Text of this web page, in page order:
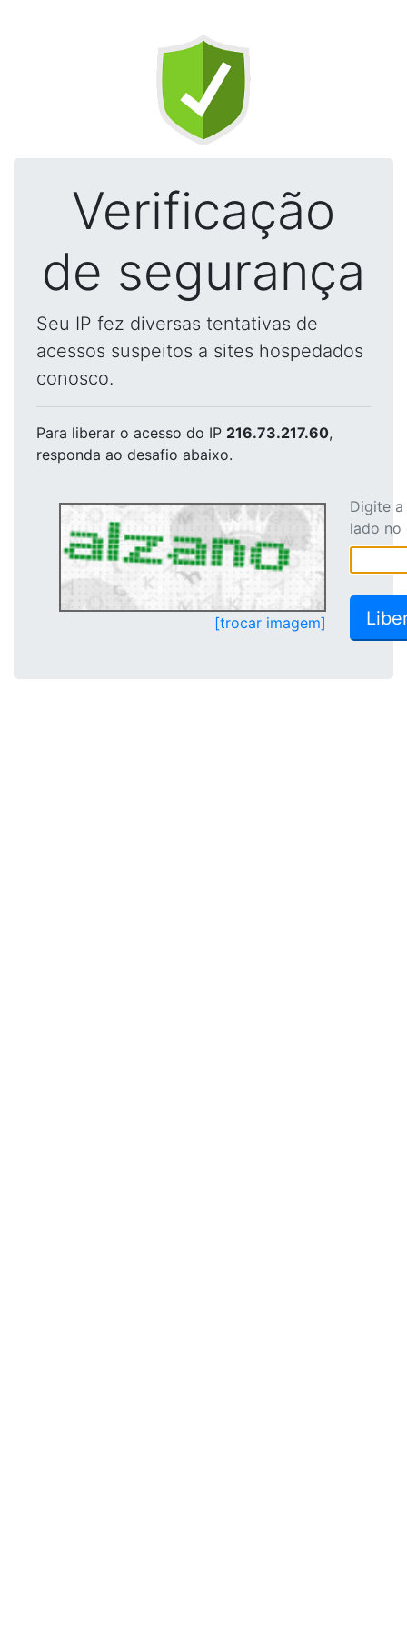
Verificação
de segurança
Seu IP fez diversas tentativas de
acessos suspeitos a sites hospedados
conosco.
Para liberar o acesso do IP 216.73.217.60,
responda ao desafio abaixo.
[trocar imagem]
Digite
lado no